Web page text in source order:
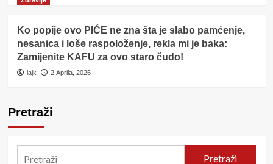
Ko popije ovo PIĆE ne zna šta je slabo pamćenje,
nesanica i loše raspoloženje, rekla mi je baka:
Zamijenite KAFU za ovo staro čudo!
lajk 2 Aprila, 2026
Pretraži
Pretraži